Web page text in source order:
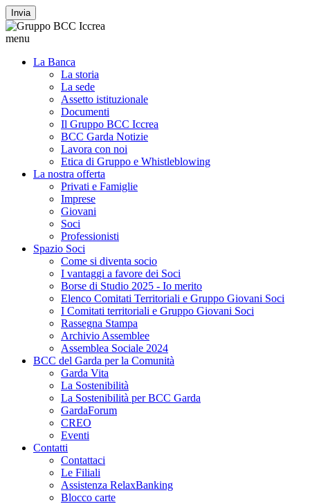
Invia
menu
La Banca
La storia
La sede
Assetto istituzionale
Documenti
Il Gruppo BCC Iccrea
BCC Garda Notizie
Lavora con noi
Etica di Gruppo e Whistleblowing
La nostra offerta
Privati e Famiglie
Imprese
Giovani
Soci
Professionisti
Spazio Soci
Come si diventa socio
I vantaggi a favore dei Soci
Borse di Studio 2025 - Io merito
Elenco Comitati Territoriali e Gruppo Giovani Soci
I Comitati territoriali e Gruppo Giovani Soci
Rassegna Stampa
Archivio Assemblee
Assemblea Sociale 2024
BCC del Garda per la Comunità
Garda Vita
La Sostenibilità
La Sostenibilità per BCC Garda
GardaForum
CREO
Eventi
Contatti
Contattaci
Le Filiali
Assistenza RelaxBanking
Blocco carte